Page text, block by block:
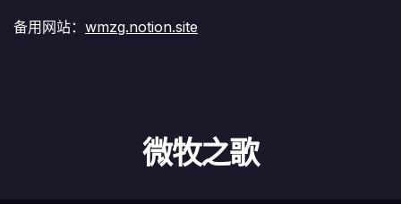
备用网站： wmzg.notion.site
微牧之歌